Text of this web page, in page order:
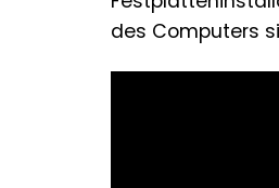
des Computers